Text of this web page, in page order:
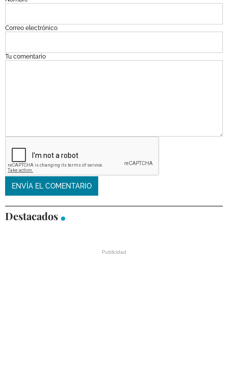
Correo electrónico
Tu comentario
Destacados